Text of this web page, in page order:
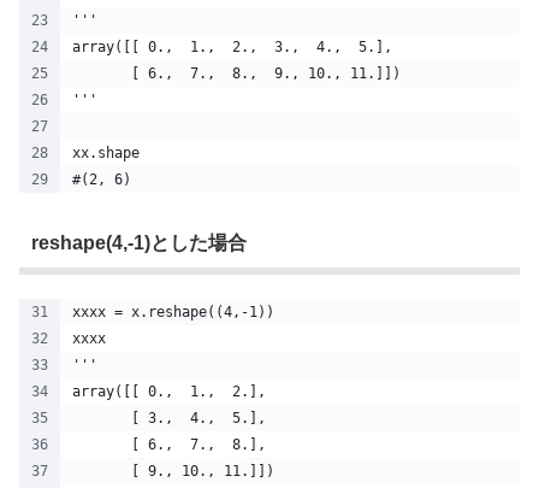
'''
array([[ 0.,  1.,  2.,  3.,  4.,  5.],
       [ 6.,  7.,  8.,  9., 10., 11.]])
'''
xx.shape
#(2, 6)
reshape(4,-1)とした場合
xxxx = x.reshape((4,-1))
xxxx
'''
array([[ 0.,  1.,  2.],
       [ 3.,  4.,  5.],
       [ 6.,  7.,  8.],
       [ 9., 10., 11.]])